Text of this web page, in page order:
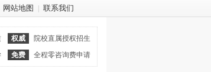
网站地图 联系我们
权威
院校直属授权招生
免费 全程零咨询费申请